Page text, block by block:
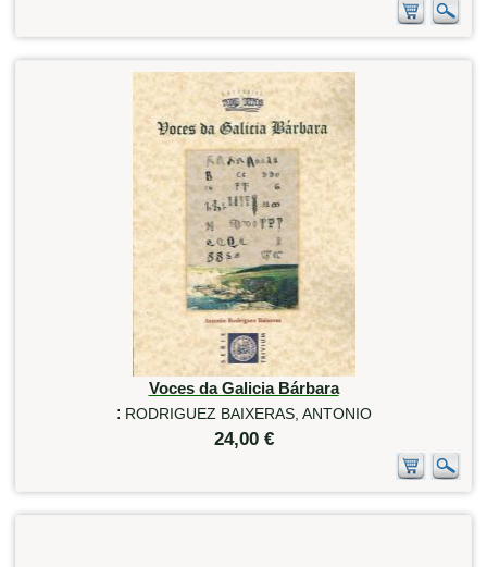
Voces da Galicia Bárbara
: RODRIGUEZ BAIXERAS, ANTONIO
24,00 €